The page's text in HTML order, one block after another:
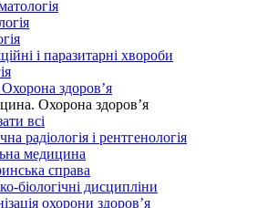
і паразитарні хвороби
здоров’я
Охорона здоров’я
всі
радіологія і рентгенологія
медицина
справа
біологічні дисципліни
охорони здоров’я